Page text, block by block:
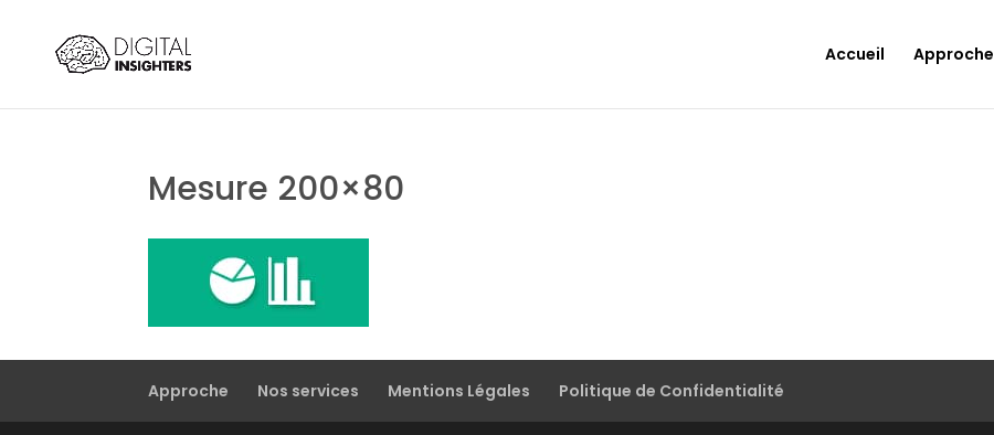
Accueil Approche
Mesure 200×80
Approche Nos services Mentions Légales Politique de Confidentialité